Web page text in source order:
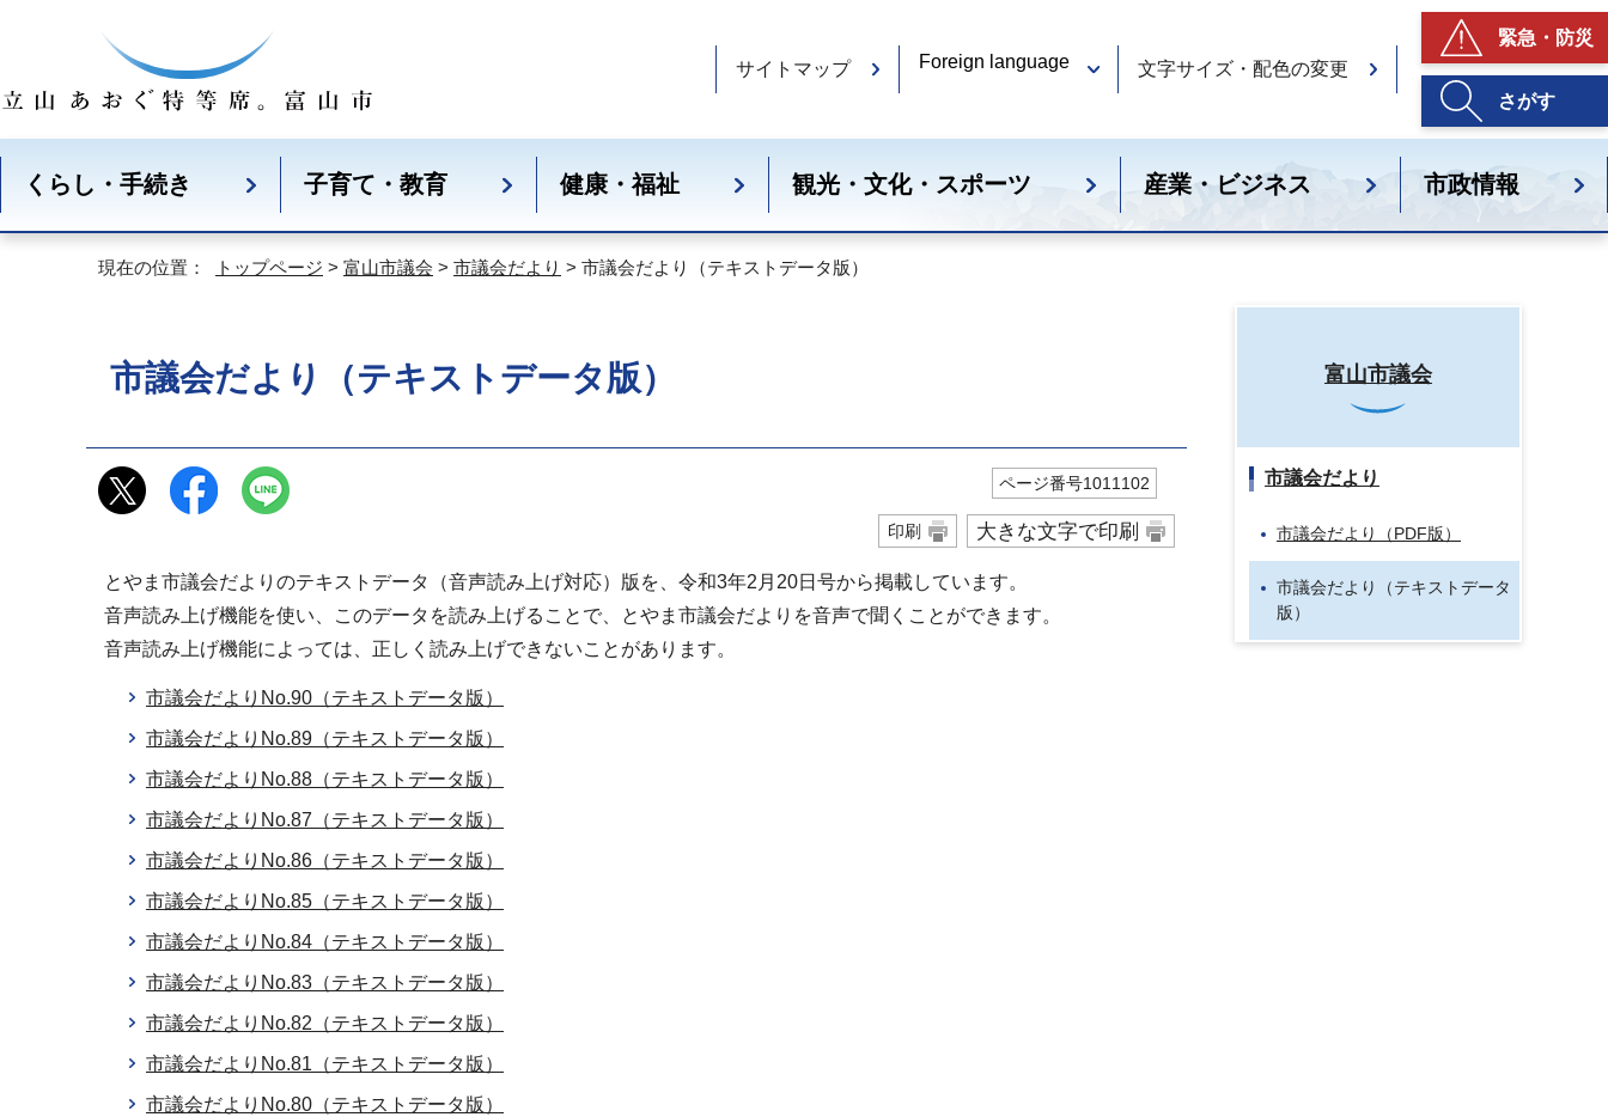
サイトマップ Foreign language 文字サイズ・配色の変更
緊急・防災
さがす
くらし・手続き 子育て・教育 健康・福祉 観光・文化・スポーツ 産業・ビジネス 市政情報
現在の位置： トップページ > 富山市議会 > 市議会だより > 市議会だより（テキストデータ版）
市議会だより（テキストデータ版）
ページ番号1011102
印刷 大きな文字で印刷
とやま市議会だよりのテキストデータ（音声読み上げ対応）版を、令和3年2月20日号から掲載しています。
音声読み上げ機能を使い、このデータを読み上げることで、とやま市議会だよりを音声で聞くことができます。
音声読み上げ機能によっては、正しく読み上げできないことがあります。
市議会だよりNo.90（テキストデータ版）
市議会だよりNo.89（テキストデータ版）
市議会だよりNo.88（テキストデータ版）
市議会だよりNo.87（テキストデータ版）
市議会だよりNo.86（テキストデータ版）
市議会だよりNo.85（テキストデータ版）
市議会だよりNo.84（テキストデータ版）
市議会だよりNo.83（テキストデータ版）
市議会だよりNo.82（テキストデータ版）
市議会だよりNo.81（テキストデータ版）
市議会だよりNo.80（テキストデータ版）
富山市議会
市議会だより
市議会だより（PDF版）
市議会だより（テキストデータ
版）